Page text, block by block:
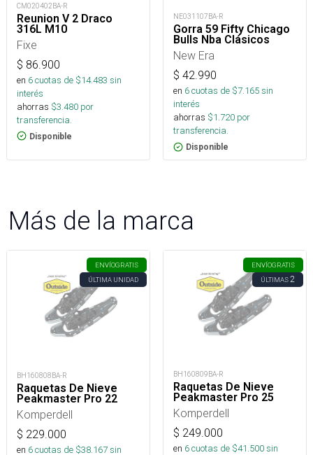
CM020402BA-R
Reunion V 2 Draco
316L M10
Fixe
$ 86.900
en 6cuotas de $14.483 sin
interés
ahorras $3.480 por
transferencia.
Disponible
NE031107BA-R
Gorra 59 Fifty Chicago
Bulls Nba Clásicos
New Era
$ 42.990
en 6cuotas de $7.165sin
interés
ahorras $1.720 por
transferencia.
Disponible
Más de la marca
ENVÍOGRATIS
ÚLTIMA UNIDAD
BH160808BA-R
Raquetas De Nieve
Peakmaster Pro 22
Komperdell
$ 229.000
en 6cuotas de $38.167sin
ENVÍOGRATIS
ÚLTIMAS2
BH160809BA-R
Raquetas De Nieve
Peakmaster Pro 25
Komperdell
$ 249.000
en 6cuotas de $41.500sin